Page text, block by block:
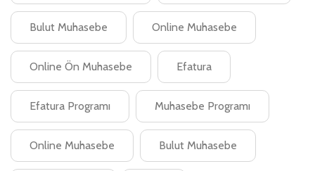
Bulut Muhasebe Online Muhasebe
Online Ön Muhasebe Efatura
Efatura Programı Muhasebe Programı
Online Muhasebe Bulut Muhasebe